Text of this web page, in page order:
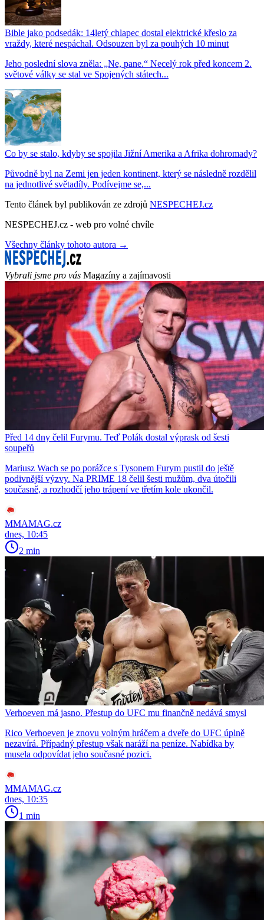
Bible jako podsedák: 14letý chlapec dostal elektrické křeslo za
vraždy, které nespáchal. Odsouzen byl za pouhých 10 minut
Jeho poslední slova zněla: „Ne, pane.“ Necelý rok před koncem 2.
světové války se stal ve Spojených státech...
Co by se stalo, kdyby se spojila Jižní Amerika a Afrika dohromady?
Původně byl na Zemi jen jeden kontinent, který se následně rozdělil
na jednotlivé světadíly. Podívejme se,...
Tento článek byl publikován ze zdrojů NESPECHEJ.cz
NESPECHEJ.cz - web pro volné chvíle
Všechny články tohoto autora →
Vybrali jsme pro vás Magazíny a zajímavosti
Před 14 dny čelil Furymu. Teď Polák dostal výprask od šesti
soupeřů
Mariusz Wach se po porážce s Tysonem Furym pustil do ještě
podivnější výzvy. Na PRIME 18 čelil šesti mužům, dva útočili
současně, a rozhodčí jeho trápení ve třetím kole ukončil.
MMAMAG.cz
dnes, 10:45
2 min
Verhoeven má jasno. Přestup do UFC mu finančně nedává smysl
Rico Verhoeven je znovu volným hráčem a dveře do UFC úplně
nezavírá. Případný přestup však naráží na peníze. Nabídka by
musela odpovídat jeho současné pozici.
MMAMAG.cz
dnes, 10:35
1 min